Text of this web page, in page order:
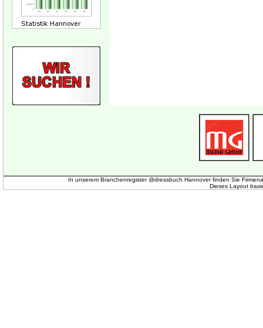
In unserem Branchenregister @dressbuch Hannover finden Sie
Dieses Layout